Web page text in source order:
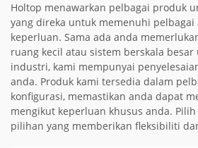
Holtop menawarkan pelbagai produk
yang direka untuk memenuhi pelbagai
keperluan. Sama ada anda
ruang kecil atau sistem berskala
industri, kami mempunyai
anda. Produk kami tersedia dalam
konfigurasi, memastikan anda dapat
mengikut keperluan khusus anda.
pilihan yang memberikan fleksibiliti